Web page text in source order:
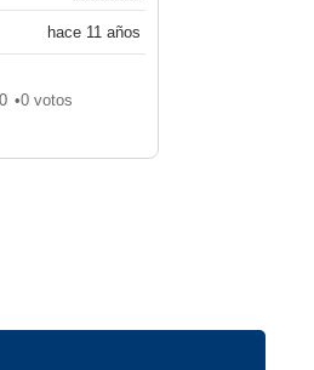
hace 11 años
0 me gusta
•0 votos